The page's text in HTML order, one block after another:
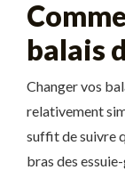
balais
Changer vos
relativement
suffit de suivre
bras des